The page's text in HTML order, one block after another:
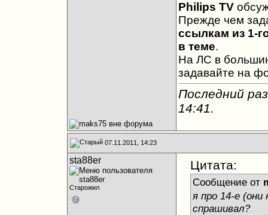
Philips TV
Прежде чем
ссылкам из 1-
в теме.
На ЛС в
задавайте на
Последний
14:41.
07.11.2011, 14:23
sta88er
Старожил
Цитата:
Сообщение от
я про 14-е (они
спрашивал?